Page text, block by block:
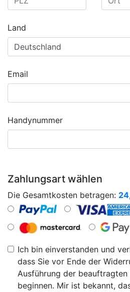
Land
Email
Handynummer
Zahlungsart wählen
Die Gesamtkosten betragen:
Ich bin einverstanden und
dass Sie vor Ende der
Ausführung der beauftragten
beginnen. Mir ist bekannt,